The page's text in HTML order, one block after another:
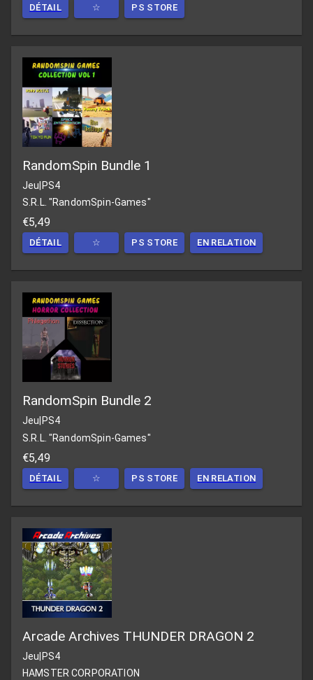
DÉTAIL ☆ PS STORE
RandomSpin Bundle 1
Jeu|PS4
S.R.L. "RandomSpin-Games"
€5,49
DÉTAIL ☆ PS STORE EN RELATION
RandomSpin Bundle 2
Jeu PS4
S.R.L. "RandomSpin-Games"
€5,49
DÉTAIL ☆ PS STORE EN RELATION
Arcade Archives THUNDER DRAGON 2
Jeu|PS4
HAMSTER CORPORATION